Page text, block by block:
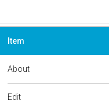
Item
About
Edit